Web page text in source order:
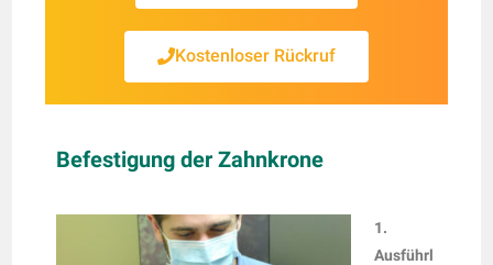
Kostenloser Rückruf
Befestigung der Zahnkrone
1.
Ausführl